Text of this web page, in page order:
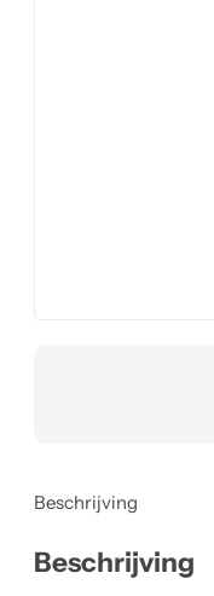
Beschrijving
Beschrijving